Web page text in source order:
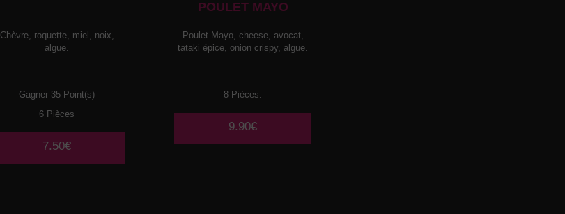
Chèvre, roquette, miel, noix,
algue.
Gagner 35 Point(s)
6 Pièces
7.50€
POULET MAYO
Poulet Mayo, cheese, avocat,
tataki épice, onion crispy, algue.
8 Pièces.
9.90€